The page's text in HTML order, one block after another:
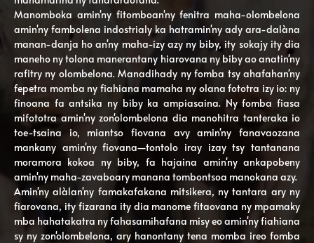
Manomboka amin'ny fitomboan'ny fenitra maha-olombelona
amin'ny fambolena indostrialy ka hatramin'ny ady ara-dalàna
manan-danja ho an'ny maha-izy azy ny biby, ity sokajy ity dia
maneho ny tolona manerantany hiarovana ny biby ao anatin'ny
rafitry ny olombelona. Manadihady ny fomba tsy ahafahan'ny
fepetra momba ny fiahiana mamaha ny olana fototra izy io: ny
finoana fa antsika ny biby ka ampiasaina. Ny fomba fiasa
mifototra amin'ny zon'olombelona dia manohitra tanteraka io
toe-tsaina io, miantso fiovana avy amin'ny fanavaozana
mankany amin'ny fiovana—tontolo iray izay tsy tantanana
moramora kokoa ny biby, fa hajaina amin'ny ankapobeny
amin'ny maha-zavaboary manana tombontsoa manokana azy.
Amin'ny alàlan'ny famakafakana mitsikera, ny tantara ary ny
fiarovana, ity fizarana ity dia manome fitaovana ny mpamaky
mba hahatakatra ny fahasamihafana misy eo amin'ny fiahiana
sy ny zon'olombelona, ​​ary hanontany tena momba ireo fomba